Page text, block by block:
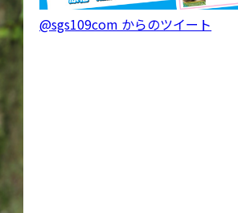
@sgs109com からのツイート